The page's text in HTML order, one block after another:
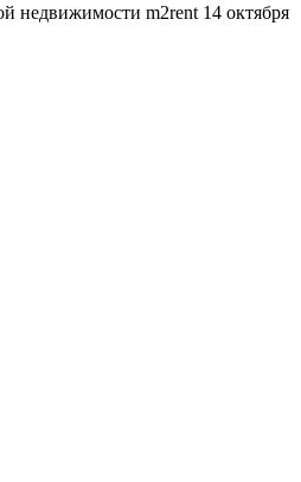
недвижимости m2rent 14 октября